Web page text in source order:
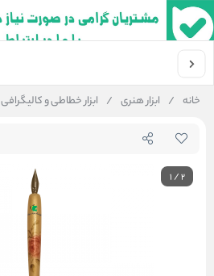
خانه / ابزار هنری / ابزار خطاطی و کالیگرافی
1/2